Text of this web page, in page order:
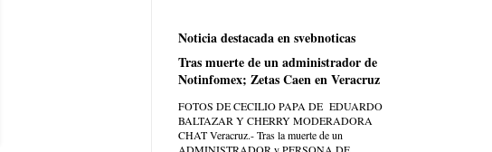
Noticia destacada en svebnoticas
Tras muerte de un administrador de
Notinfomex; Zetas Caen en Veracruz
FOTOS DE CECILIO PAPA DE EDUARDO
BALTAZAR Y CHERRY MODERADORA
CHAT Veracruz.- Tras la muerte de un
ADMINISTRADOR y PERSONA DE ...